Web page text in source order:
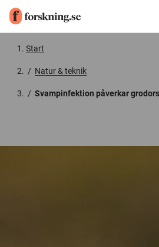
Start
/ Natur & teknik
/ Svampinfektion påverkar